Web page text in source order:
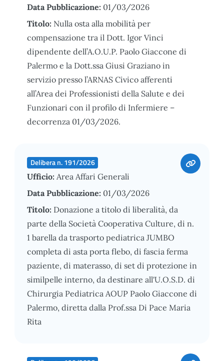
Data Pubblicazione: 01/03/2026
Titolo: Nulla osta alla mobilità per
compensazione tra il Dott. Igor Vinci
dipendente dell’A.O.U.P. Paolo Giaccone di
Palermo e la Dott.ssa Giusi Graziano in
servizio presso l’ARNAS Civico afferenti
all’Area dei Professionisti della Salute e dei
Funzionari con il profilo di Infermiere –
decorrenza 01/03/2026.
Delibera n. 191/2026
Ufficio: Area Affari Generali
Data Pubblicazione: 01/03/2026
Titolo: Donazione a titolo di liberalità, da
parte della Società Cooperativa Culture, di n.
1 barella da trasporto pediatrica JUMBO
completa di asta porta flebo, di fascia ferma
paziente, di materasso, di set di protezione in
similpelle interno, da destinare all'U.O.S.D. di
Chirurgia Pediatrica AOUP Paolo Giaccone di
Palermo, diretta dalla Prof.ssa Di Pace Maria
Rita